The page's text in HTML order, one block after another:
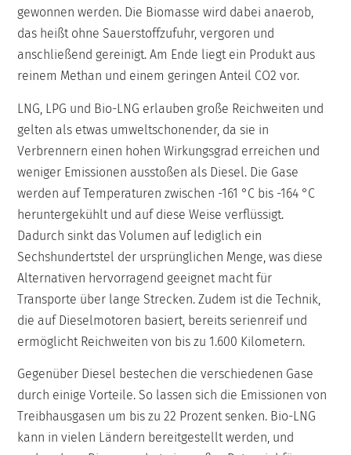
gewonnen werden. Die Biomasse wird dabei anaerob,
das heißt ohne Sauerstoffzufuhr, vergoren und
anschließend gereinigt. Am Ende liegt ein Produkt aus
reinem Methan und einem geringen Anteil CO2 vor.
LNG, LPG und Bio-LNG erlauben große Reichweiten und
gelten als etwas umweltschonender, da sie in
Verbrennern einen hohen Wirkungsgrad erreichen und
weniger Emissionen ausstoßen als Diesel. Die Gase
werden auf Temperaturen zwischen -161 °C bis -164 °C
heruntergekühlt und auf diese Weise verflüssigt.
Dadurch sinkt das Volumen auf lediglich ein
Sechshundertstel der ursprünglichen Menge, was diese
Alternativen hervorragend geeignet macht für
Transporte über lange Strecken. Zudem ist die Technik,
die auf Dieselmotoren basiert, bereits serienreif und
ermöglicht Reichweiten von bis zu 1.600 Kilometern.
Gegenüber Diesel bestechen die verschiedenen Gase
durch einige Vorteile. So lassen sich die Emissionen von
Treibhausgasen um bis zu 22 Prozent senken. Bio-LNG
kann in vielen Ländern bereitgestellt werden, und